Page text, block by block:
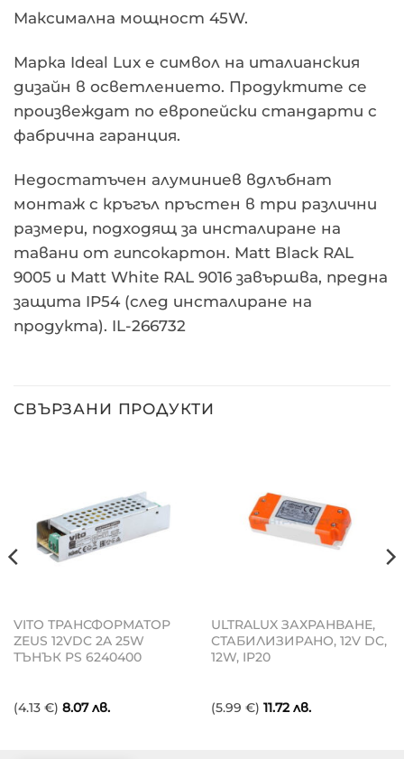
Максимална мощност 45W.
Марка Ideal Lux е символ на италианския
дизайн в осветлението. Продуктите се
произвеждат по европейски стандарти с
фабрична гаранция.
Недостатъчен алуминиев вдлъбнат
монтаж с кръгъл пръстен в три различни
размери, подходящ за инсталиране на
тавани от гипсокартон. Matt Black RAL
9005 и Matt White RAL 9016 завършва, предна
защита IP54 (след инсталиране на
продукта). IL-266732
СВЪРЗАНИ ПРОДУКТИ
VITO ТРАНСФОРМАТОР
ZEUS 12VDC 2A 25W
ТЪНЪК PS 6240400
(4.13 €) 8.07лв.
ULTRALUX ЗАХРАНВАНЕ,
СТАБИЛИЗИРAНО, 12V DC,
12W, IP20
(5.99 €) 11.72лв.